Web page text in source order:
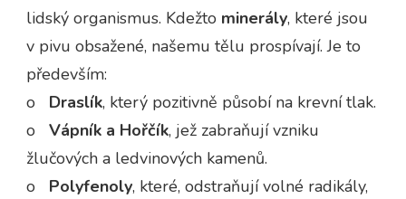
lidský organismus. Kdežto minerály, které jsou
v pivu obsažené, našemu tělu prospívají. Je to
především:
o Draslík, který pozitivně působí na krevní tlak.
o Vápník a Hořčík, jež zabraňují vzniku
žlučových a ledvinových kamenů.
o Polyfenoly, které, odstraňují volné radikály,